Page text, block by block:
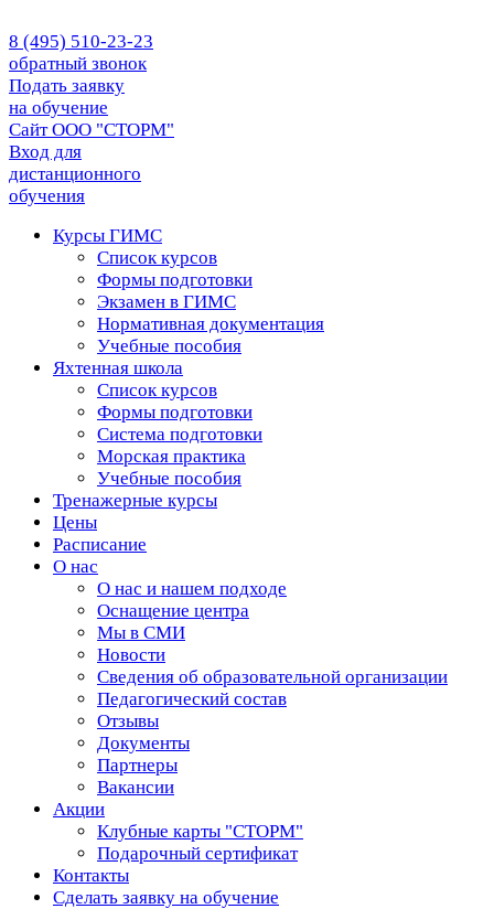
8 (495) 510-23-23
обратный звонок
Подать заявку
на обучение
Сайт ООО "СТОРМ"
Вход для
дистанционного
обучения
Курсы ГИМС
Список курсов
Формы подготовки
Экзамен в ГИМС
Нормативная документация
Учебные пособия
Яхтенная школа
Список курсов
Формы подготовки
Cистема подготовки
Морская практика
Учебные пособия
Тренажерные курсы
Цены
Расписание
О нас
О нас и нашем подходе
Оснащение центра
Мы в СМИ
Новости
Сведения об образовательной организации
Педагогический состав
Отзывы
Документы
Партнеры
Вакансии
Акции
Клубные карты "СТОРМ"
Подарочный сертификат
Контакты
Сделать заявку на обучение